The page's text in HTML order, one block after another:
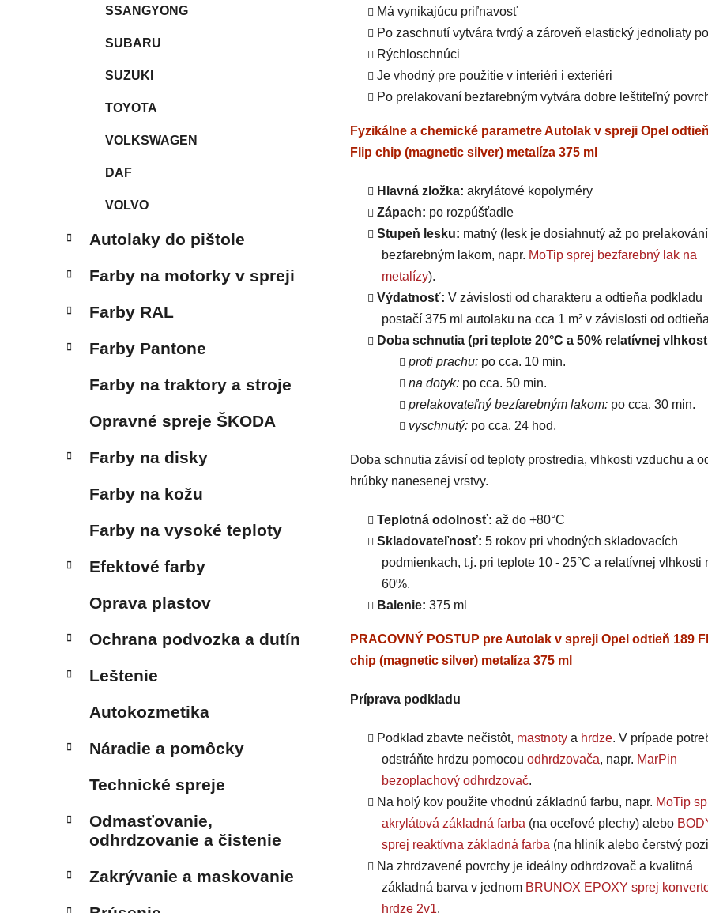
SSANGYONG
SUBARU
SUZUKI
TOYOTA
VOLKSWAGEN
DAF
VOLVO
Autolaky do pištole
Farby na motorky v spreji
Farby RAL
Farby Pantone
Farby na traktory a stroje
Opravné spreje ŠKODA
Farby na disky
Farby na kožu
Farby na vysoké teploty
Efektové farby
Oprava plastov
Ochrana podvozka a dutín
Leštenie
Autokozmetika
Náradie a pomôcky
Technické spreje
Odmasťovanie,
odhrdzovanie a čistenie
Zakrývanie a maskovanie
Má vynikajúcu priľnavosť
Po zaschnutí vytvára tvrdý a zároveň elastický jednoliaty
Rýchloschnúci
Je vhodný pre použitie v interiéri i exteriéri
Po prelakovaní bezfarebným vytvára dobre leštiteľný
Fyzikálne a chemické parametre Autolak v spreji Opel
Flip chip (magnetic silver) metalíza 375 ml
Hlavná zložka: akrylátové kopolyméry
Zápach: po rozpúšťadle
Stupeň lesku: matný (lesk je dosiahnutý až po prelakování
bezfarebným lakom, napr. MoTip sprej bezfarebný lak na
metalízy).
Výdatnosť: V závislosti od charakteru a odtieňa podkladu
postačí 375 ml autolaku na cca 1 m² v závislosti od
Doba schnutia (pri teplote 20°C a 50% relatívnej
proti prachu: po cca. 10 min.
na dotyk: po cca. 50 min.
prelakovateľný bezfarebným lakom: po cca. 30 min.
vyschnutý: po cca. 24 hod.
Doba schnutia závisí od teploty prostredia, vlhkosti vzduchu a
hrúbky nanesenej vrstvy.
Teplotná odolnosť: až do +80°C
Skladovateľnosť: 5 rokov pri vhodných skladovacích
podmienkach, t.j. pri teplote 10 - 25°C a relatívnej vlhkosti
60%.
Balenie: 375 ml
PRACOVNÝ POSTUP pre Autolak v spreji Opel odtieň 189
chip (magnetic silver) metalíza 375 ml
Príprava podkladu
Podklad zbavte nečistôt, mastnoty a hrdze. V prípade
odstráňte hrdzu pomocou odhrdzovača, napr. MarPin
bezoplachový odhrdzovač.
Na holý kov použite vhodnú základnú farbu, napr. MoTip
akrylátová základná farba (na oceľové plechy) alebo
sprej reaktívna základná farba (na hliník alebo čerstvý
Na zhrdzavené povrchy je ideálny odhrdzovač a kvalitná
základná barva v jednom BRUNOX EPOXY sprej
hrdze 2v1.